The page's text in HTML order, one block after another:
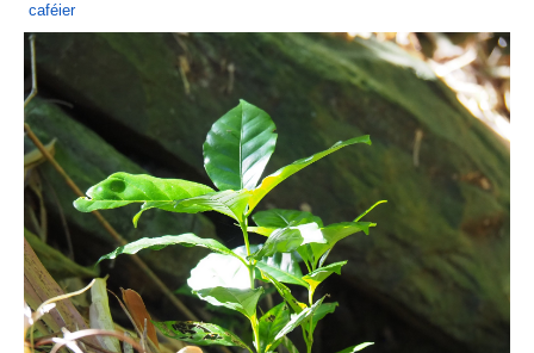
caféier